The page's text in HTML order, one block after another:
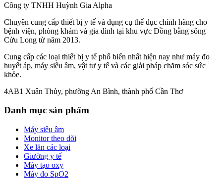
Công ty TNHH Huỳnh Gia Alpha
Chuyên cung cấp thiết bị y tế và dụng cụ thể dục chính hãng cho
bệnh viện, phòng khám và gia đình tại khu vực Đồng bằng sông
Cửu Long từ năm 2013.
Cung cấp các loại thiết bị y tế phổ biến nhất hiện nay như máy đo
huyết áp, máy siêu âm, vật tư y tế và các giải pháp chăm sóc sức
khỏe.
4AB1 Xuân Thủy, phường An Bình, thành phố Cần Thơ
Danh mục sản phẩm
Máy siêu âm
Monitor theo dõi
Xe lăn các loại
Giường y tế
Máy tạo oxy
Máy đo SpO2